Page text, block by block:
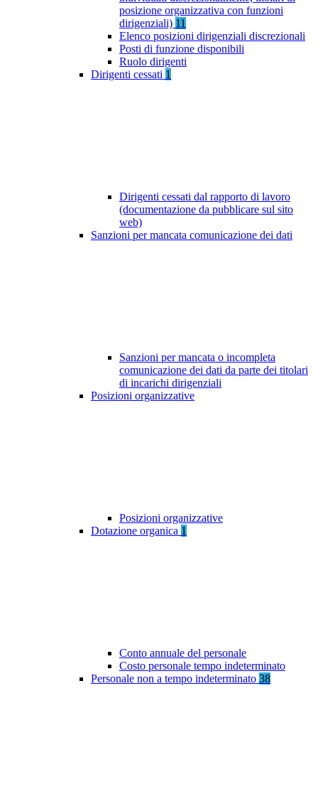
posizione organizzativa con funzioni
dirigenziali) 11
Elenco posizioni dirigenziali discrezionali
Posti di funzione disponibili
Ruolo dirigenti
Dirigenti cessati 1
Dirigenti cessati dal rapporto di lavoro
(documentazione da pubblicare sul sito
web)
Sanzioni per mancata comunicazione dei dati
Sanzioni per mancata o incompleta
comunicazione dei dati da parte dei titolari
di incarichi dirigenziali
Posizioni organizzative
Posizioni organizzative
Dotazione organica 1
Conto annuale del personale
Costo personale tempo indeterminato
Personale non a tempo indeterminato 38